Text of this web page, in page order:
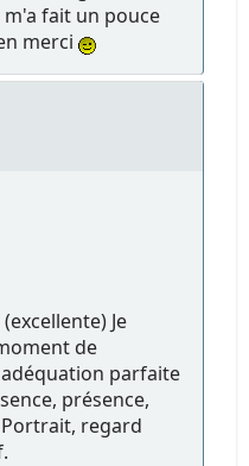
m'a fait un pouce
merci
Je
de
parfaite
présence,
regard